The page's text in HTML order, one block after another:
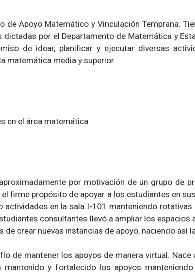
Apoyo Matemático y Vinculación Temprana.
por el Departamento de Matemática y
de idear, planificar y ejecutar diversas
matemática media y superior.
en el área matemática.
por motivación de un grupo de
firme propósito de apoyar a los estudiantes en
en la sala I-101 manteniendo
consultantes llevó a ampliar los espacios
crear nuevas instancias de apoyo, naciendo así
de mantener los apoyos de manera virtual.
y fortalecido los apoyos